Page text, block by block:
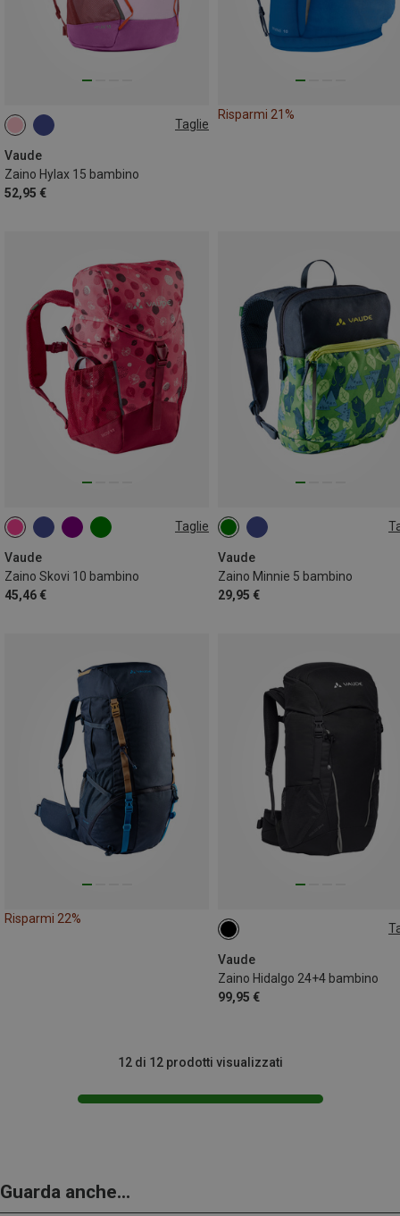
Taglie
Vaude
Zaino Hylax 15 bambino
52,95 €
15L
Risparmi 21%
Taglie
Vaude
Zaino Skovi 10 bambino
45,46 €
10L
Vaude
Zaino Minnie 5 bambino
29,95 €
5L
Risparmi 22%
Vaude
Zaino Hidalgo 24+4 bambino
99,95 €
28L
12 di 12 prodotti visualizzati
Guarda anche...